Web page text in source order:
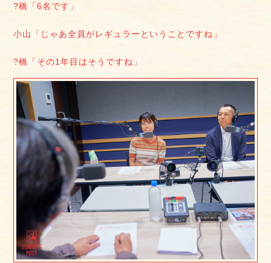
?橋「6名です」
小山「じゃあ全員がレギュラーということですね」
?橋「その1年目はそうですね」